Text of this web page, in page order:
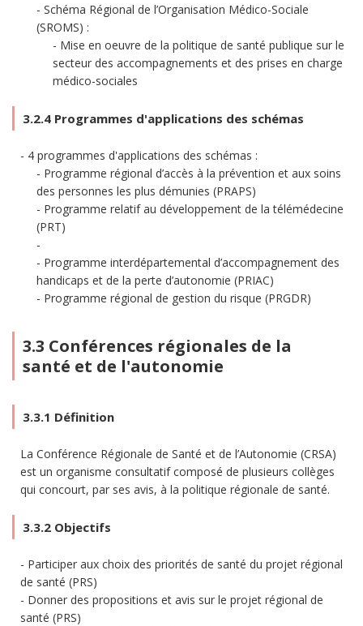
Schéma Régional de l’Organisation Médico-Sociale
(SROMS) :
Mise en oeuvre de la politique de santé publique sur le
secteur des accompagnements et des prises en charge
médico-sociales
3.2.4 Programmes d'applications des schémas
4 programmes d'applications des schémas :
Programme régional d’accès à la prévention et aux soins
des personnes les plus démunies (PRAPS)
Programme relatif au développement de la télémédecine
(PRT)
Programme interdépartemental d’accompagnement des
handicaps et de la perte d’autonomie (PRIAC)
Programme régional de gestion du risque (PRGDR)
3.3 Conférences régionales de la
santé et de l'autonomie
3.3.1 Définition
La Conférence Régionale de Santé et de l’Autonomie (CRSA)
est un organisme consultatif composé de plusieurs collèges
qui concourt, par ses avis, à la politique régionale de santé.
3.3.2 Objectifs
Participer aux choix des priorités de santé du projet régional
de santé (PRS)
Donner des propositions et avis sur le projet régional de
santé (PRS)